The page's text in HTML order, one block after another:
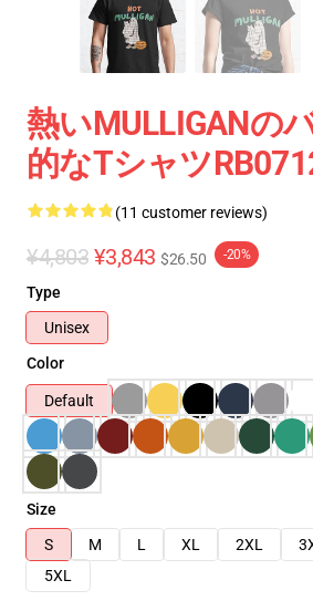
熱いMULLIGANの
的なTシャツ
(11 customer reviews)
¥4,803 ¥3,843 $26.50 -20%
Type
Unisex
Color
Default
Size
S
M L XL 2XL
5XL